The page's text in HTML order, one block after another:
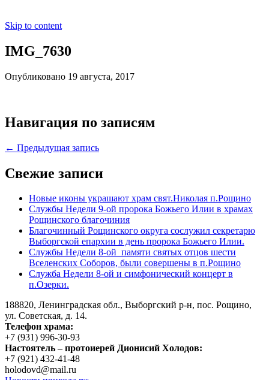
Skip to content
IMG_7630
Опубликовано 19 августа, 2017
Навигация по записям
← Предыдущая запись
Свежие записи
Новые иконы украшают храм свят.Николая п.Рощино
Службы Недели 9-ой пророка Божьего Илии в храмах
Рощинского благочиния
Благочинный Рощинского округа сослужил секретарю
Выборгской епархии в день пророка Божьего Илии.
Службы Недели 8-ой памяти святых отцов шести
Вселенских Соборов, были совершены в п.Рощино
Служба Недели 8-ой и симфонический концерт в
п.Озерки.
188820, Ленинградская обл., Выборгский р-н, пос. Рощино,
ул. Советская, д. 14.
Телефон храма:
+7 (931) 996-30-93
Настоятель – протоиерей Дионисий Холодов:
+7 (921) 432-41-48
holodovd@mail.ru